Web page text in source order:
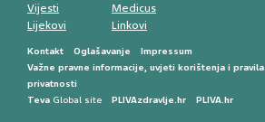
Vijesti
Lijekovi
Medicus
Linkovi
Kontakt Oglašavanje
Impressum
Važne pravne informacije, uvjeti korištenja i pravila
privatnosti
Teva Global site PLIVAzdravlje.hr PLIVA.hr